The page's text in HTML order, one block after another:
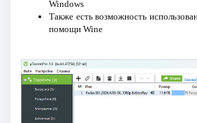
Windows
Также есть возможность
помощи Wine